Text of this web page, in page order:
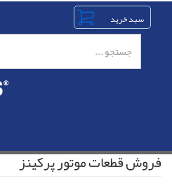
رفتن
محتوای
فروش قطعات موتور پرکینز